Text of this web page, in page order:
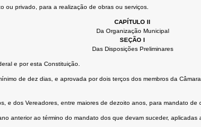
ou privado, para a realização de obras ou serviços.
CAPÍTULO II
Da Organização Municipal
SEÇÃO I
Das Disposições Preliminares
e por esta Constituição.
de dez dias, e aprovada por dois terços dos membros da
e dos Vereadores, entre maiores de dezoito anos, para mandato
anterior ao término do mandato dos que devam suceder,